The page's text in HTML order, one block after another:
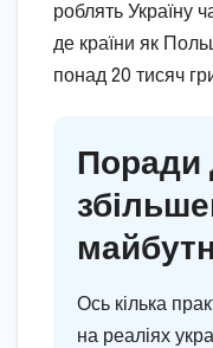
роблять Україну
де країни як
понад 20 тисяч
Поради
Ось кілька
на реаліях